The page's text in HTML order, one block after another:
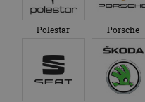
Polestar Porsche